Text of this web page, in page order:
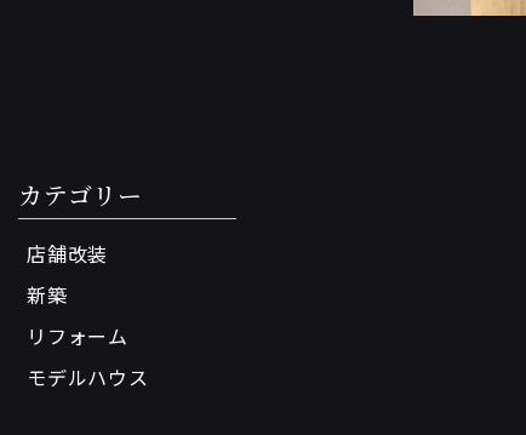
カテゴリー
店舗改装
新築
リフォーム
モデルハウス